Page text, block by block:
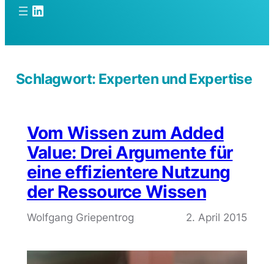
LinkedIn
Schlagwort: Experten und Expertise
Vom Wissen zum Added
Value: Drei Argumente für
eine effizientere Nutzung
der Ressource Wissen
Wolfgang Griepentrog 2. April 2015